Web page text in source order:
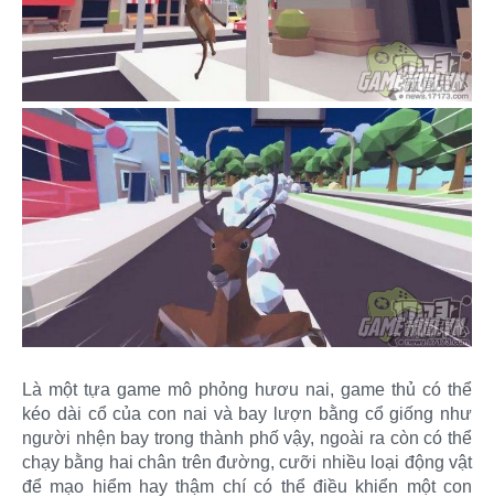
Là một tựa game mô phỏng hươu nai, game thủ có thể
kéo dài cổ của con nai và bay lượn bằng cổ giống như
người nhện bay trong thành phố vậy, ngoài ra còn có thể
chạy bằng hai chân trên đường, cưỡi nhiều loại động vật
để mạo hiểm hay thậm chí có thể điều khiển một con